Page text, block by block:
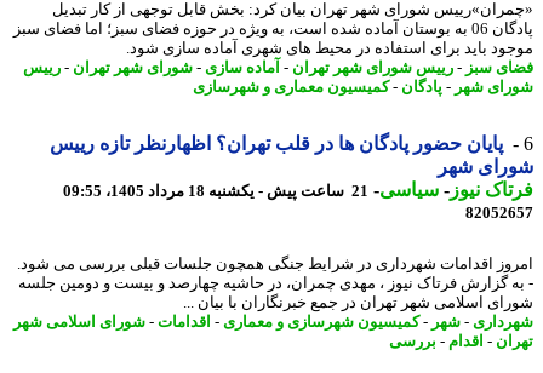
شورای شهر تهران بیان کرد: بخش قابل توجهی از کار تبدیل
پادگان 06 به بوستان آماده شده است، به ویژه در حوزه فضای سبز؛ اما فضای سبز
باید برای استفاده در محیط های شهری آماده سازی شود.
سبز -رییس شورای شهر تهران- آماده سازی- شورای شهر تهران-
رییس
شهر -پادگان-کمیسیون معماری و شهرسازی
پایان حضور پادگان ها در قلب تهران؟ اظهارنظر تازه رییس
شهر
نیوز-سیاسی-21 ساعت پیش - یکشنبه 18 مرداد 1405، 09:55
اقدامات شهرداری در شرایط جنگی همچون جلسات قبلی بررسی می شود.
گزارش فرتاک نیوز ، مهدی چمران، در حاشیه چهارصد و بیست و دومین جلسه
اسلامی شهر تهران در جمع خبرنگاران با بیان ...
- شهر -کمیسیون شهرسازی و معماری- اقدامات -شورای اسلامی شهر
- اقدام-بررسی